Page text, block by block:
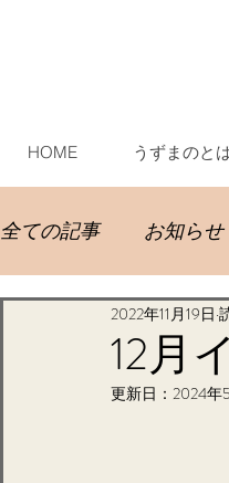
HOME うずまのと
全ての記事 お知らせ
イベント宿泊
12月
2022年11月19日
更新日： 2024年